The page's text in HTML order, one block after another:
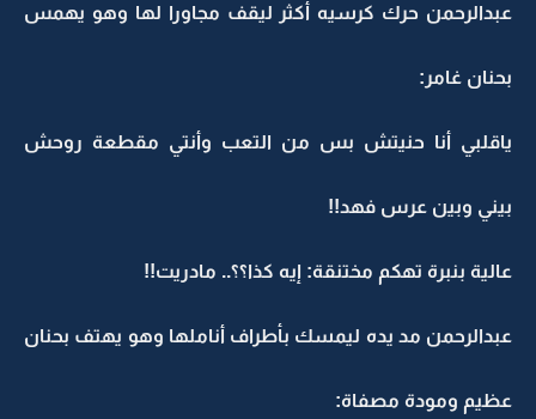
عبدالرحمن حرك كرسيه أكثر ليقف مجاورا لها وهو يهمس
بحنان غامر:
ياقلبي أنا حنيتش بس من التعب وأنتي مقطعة روحش
بيني وبين عرس فهد!!
عالية بنبرة تهكم مختنقة: إيه كذا؟؟.. مادريت!!
عبدالرحمن مد يده ليمسك بأطراف أناملها وهو يهتف بحنان
عظيم ومودة مصفاة: